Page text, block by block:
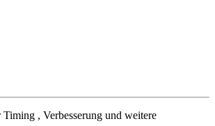
, Verbesserung und weitere